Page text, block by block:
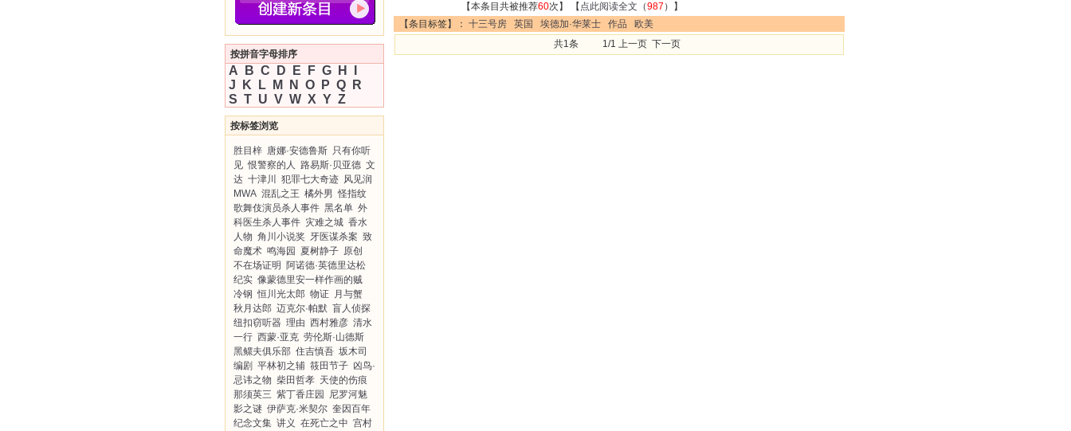
按拼音字母排序
A B C D E F G H
J
K L M N O P Q
R
S T U V W X Y Z
按标签浏览
胜目梓 唐娜·安德鲁斯 只有你听
见 恨警察的人 路易斯·贝亚德 文
达 十津川 犯罪七大奇迹 风见润
MWA 混乱之王 橘外男 怪指纹
歌舞伎演员杀人事件 黑名单 外
科医生杀人事件 灾难之城 香水
人物 角川小说奖 牙医谋杀案 致
命魔术 鸣海园 夏树静子 原创
不在场证明
阿诺德·英德里达松
纪实 像蒙德里安一样作画的贼
冷钢 恒川光太郎 物证 月与蟹
秋月达郎 迈克尔·帕默 盲人侦探
纽扣窃听器 理由 西村雅彦 清水
一行 西蒙·亚克 劳伦斯·山德斯
黑鳏夫俱乐部 住吉慎吾 坂木司
编剧 平林初之辅 筱田节子 凶鸟·
忌讳之物 柴田哲孝 天使的伤痕
那须英三 紫丁香庄园
尼罗河魅
影之谜 伊萨克·米契尔 奎因百年
纪念文集 讲义 在死亡之中 宫村
【本条目共被推荐60次】 【 点此阅读全文 （987 ）】
【条目标签】： 十三号房 英国 埃德加·华莱士 作品
欧美
共1条 1/1 上一页 下一页